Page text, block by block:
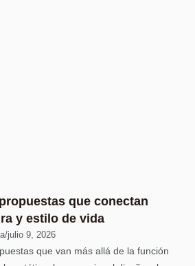
que conectan
y estilo de vida
/julio 9, 2026
que van más allá de la función